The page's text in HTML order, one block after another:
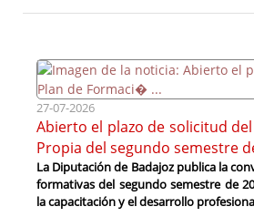
27-07-2026
Abierto el plazo de solicitud
Propia del segundo semestre
La Diputación de Badajoz publica la
formativas del segundo semestre de
la capacitación y el desarrollo